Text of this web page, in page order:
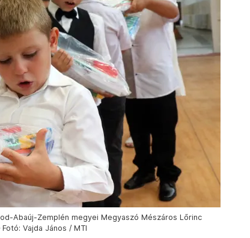
Abaúj-Zemplén megyei Megyaszó Mészáros Lőrinc
Vajda János / MTI